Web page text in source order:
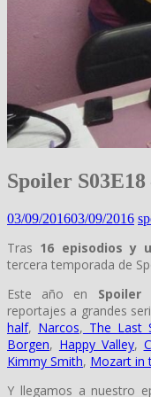
Spoiler S03E18
03/09/201603/09/2016
Tras 16 episodios y
tercera temporada de
Este año en Spoiler
reportajes a grandes
half, Narcos, The Last
Borgen, Happy Valley,
Kimmy Smith, Mozart in
Y llegamos a nuestro